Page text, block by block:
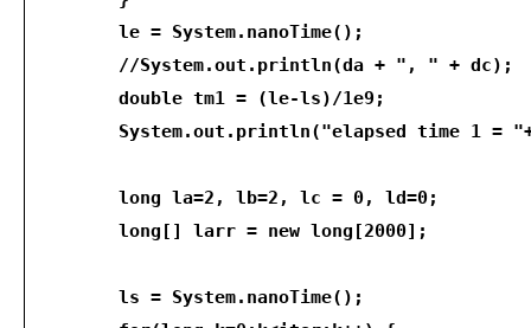
le = System.nanoTime();
//System.out.println(da + ", " + dc);
double tm1 = (le-ls)/1e9;
System.out.println("elapsed time 1 =
long la=2, lb=2, lc = 0, ld=0;
long[] larr = new long[2000];
ls = System.nanoTime();